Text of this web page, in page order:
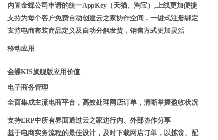
内置金蝶公司申请的统一AppKey（天猫、淘宝）,上线更加便捷
支持为每个客户免费自动创建云之家协作空间，一键式注册绑定
支持电商套装商品定义及自动分解发货，销售方式更加灵活
移动应用
金蝶KIS旗舰版应用价值
电子商务管理
全面集成主流电商平台，高效处理网店订单，清晰掌握盈收状况
支持ERP中所有界面通过云之家进行内、外部协作分享
基于电商实务流程的最佳设计，及时下载网店订单，以拣货、配